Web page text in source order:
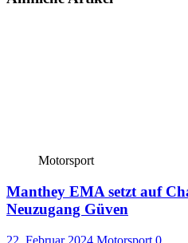
Motorsport
Manthey EMA setzt auf
Neuzugang Güven
22. Februar 2024 Motorsport 0